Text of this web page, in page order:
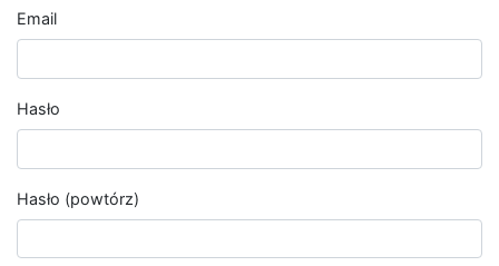
Email
Hasło
Hasło (powtórz)